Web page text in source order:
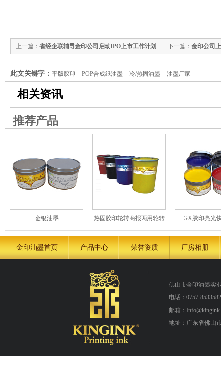
下一篇： 金印公司
上一篇： 省经企联辅导金印公司启动IPO上市工作计划
此文关键字： 平版胶印 POP合成纸油墨 冷/热固油墨 油墨厂家
相关资讯
推荐产品
金银油墨
热固胶印轮转商报两用轮转
GX胶印亮光
金印油墨首页 产品中心 荣誉资质 厂房相册
佛山市金印油墨实
电话：0757-
邮箱：
地址：广东省佛山